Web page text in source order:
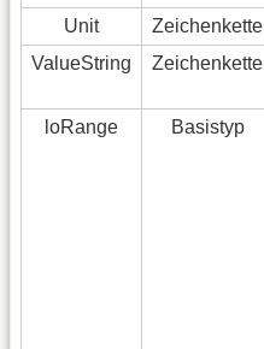
Unit
Zeichenkette
ValueString
Zeichenkette
loRange
Basistyp